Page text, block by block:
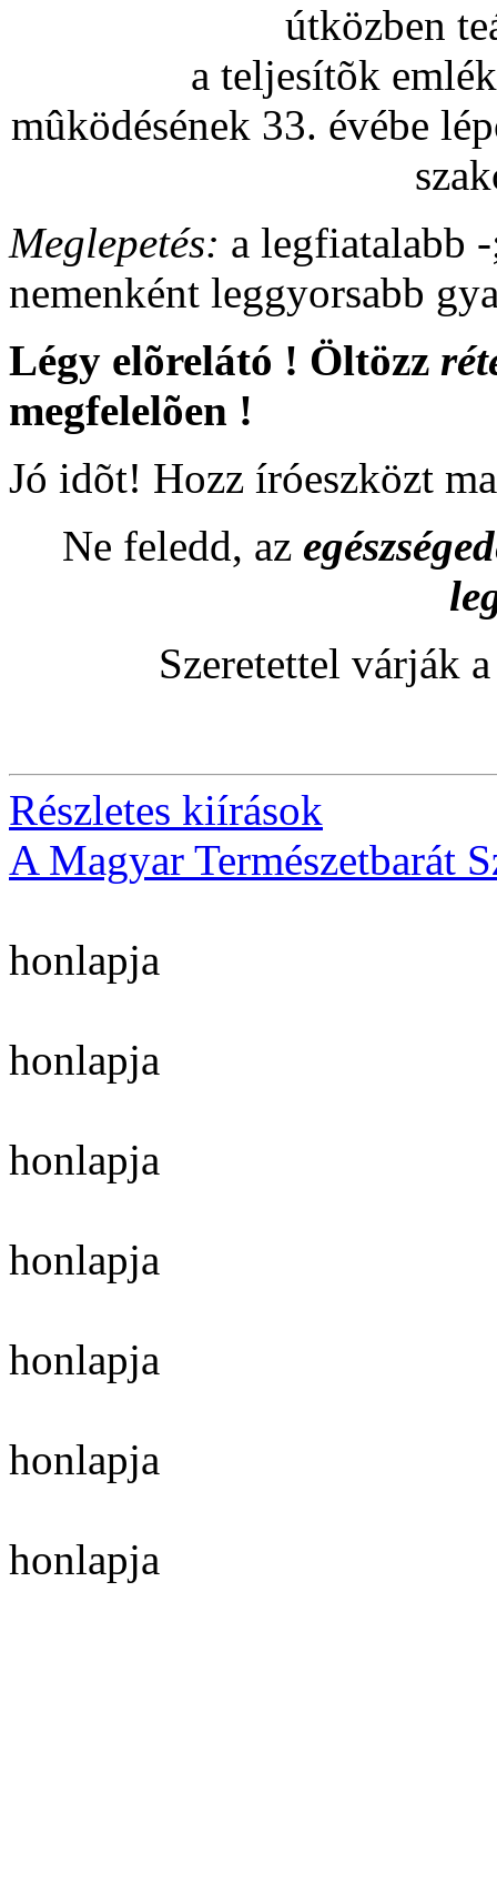
útközben
a teljesítõk
mûködésének 33. évébe
Meglepetés: a legfiatalabb
nemenként leggyorsabb
Légy elõrelátó ! Öltözz
megfelelõen !
Jó idõt! Hozz íróeszközt
Ne feledd, az
Szeretettel várják
Részletes kiírások
A Magyar Természetbarát
honlapja
honlapja
honlapja
honlapja
honlapja
honlapja
honlapja